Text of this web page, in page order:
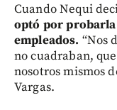
Cuando Nequi
optó por
empleados. “Nos
no cuadraban,
nosotros mismos
Vargas.